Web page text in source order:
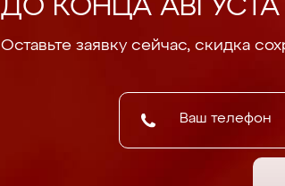
ДО КОНЦА АВГУСТА
Оставьте заявку сейчас, скидка